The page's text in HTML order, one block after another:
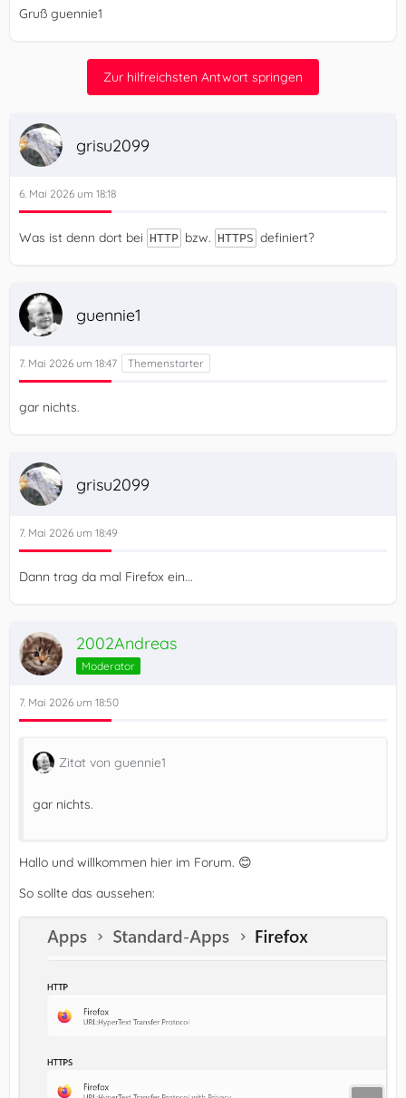
Gruß guennie1
Zur hilfreichsten Antwort springen
grisu2099
6. Mai 2026 um 18:18
Was ist denn dort bei HTTP bzw. HTTPS definiert?
guennie1
7. Mai 2026 um 18:47
gar nichts.
grisu2099
7. Mai 2026 um 18:49
Dann trag da mal Firefox ein...
2002Andreas
Moderator
7. Mai 2026 um 18:50
Zitat von guennie1
gar nichts.
Hallo und willkommen hier im Forum. 😊
So sollte das aussehen: